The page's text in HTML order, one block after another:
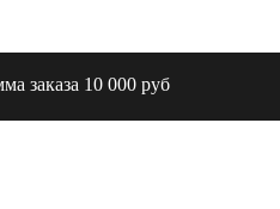
заказа 10 000 руб